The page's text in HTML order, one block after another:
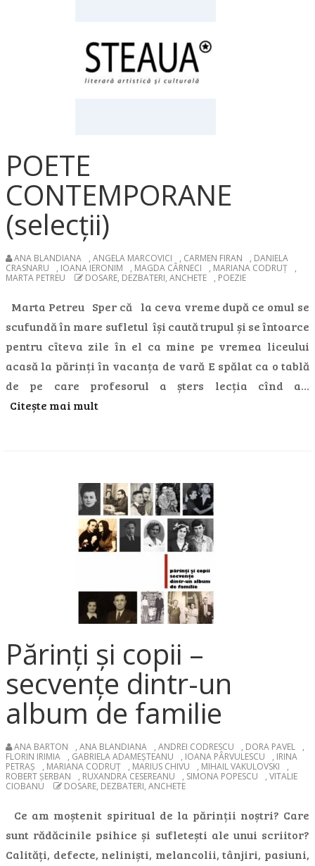
POETE
CONTEMPORANE
(selecții)
ANA BLANDIANA , ANGELA MARCOVICI , CARMEN FIRAN , DANIELA
CRASNARU
, IOANA IERONIM , MAGDA CÂRNECI , MARIANA CODRUȚ
,
MARTA PETREU
DOSARE, DEZBATERI, ANCHETE , POEZIE
Marta Petreu Sper că la ceva vreme după ce omul se
scufundă în mare sufletul își caută trupul și se întoarce
pentru cîteva zile în el ca mine pe vremea liceului
acasă la părinți în vacanța de vară E spălat ca o tablă
de pe care profesorul a șters lecția cînd a…
Citește mai mult
Părinți și copii –
secvențe dintr-un
album de familie
ANA BARTON , ANA BLANDIANA , ANDREI CODRESCU , DORA PAVEL
,
FLORIN IRIMIA
, GABRIELA ADAMEȘTEANU , IOANA PÂRVULESCU , IRINA
PETRAȘ
, MARIANA CODRUȚ , MARIUS CHIVU , MIHAIL VAKULOVSKI
,
ROBERT ȘERBAN
, RUXANDRA CESEREANU , SIMONA POPESCU , VITALIE
CIOBANU
DOSARE, DEZBATERI, ANCHETE
Ce am moștenit spiritual de la părinții noștri? Care
sunt rădăcinile psihice și sufletești ale unui scriitor?
Calități, defecte, neliniști, melancolii, tânjiri, pasiuni,